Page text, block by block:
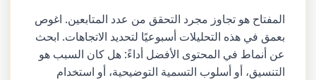
المفتاح هو تجاوز مجرد التحقق من عدد المتابعين. اغوص
بعمق في هذه التحليلات أسبوعيًا لتحديد الاتجاهات. ابحث
عن أنماط في المحتوى الأفضل أداءً: هل كان السبب هو
التنسيق، أو أسلوب التسمية التوضيحية، أو استخدام